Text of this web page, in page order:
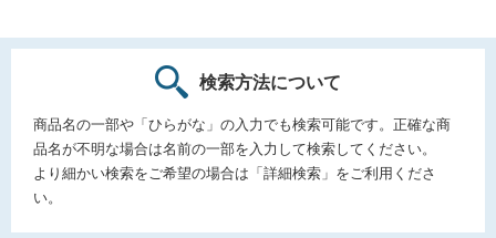
検索方法について
商品名の一部や「ひらがな」の入力でも検索可能です。正確な商
品名が不明な場合は名前の一部を入力して検索してください。
より細かい検索をご希望の場合は「詳細検索」をご利用くださ
い。